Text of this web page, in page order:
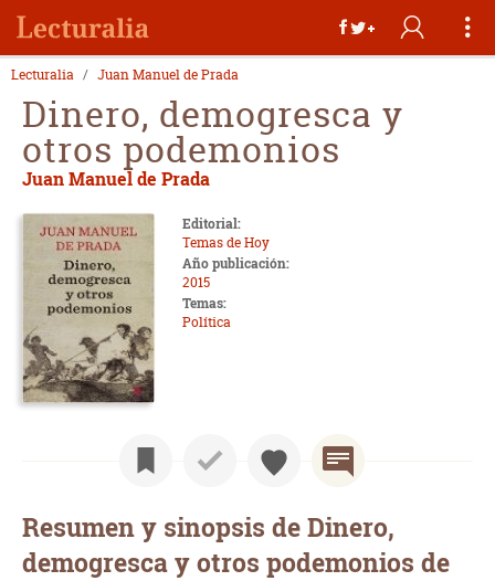
Lecturalia Juan Manuel de Prada
Dinero, demogresca y
otros podemonios
Juan Manuel de Prada
Editorial:
Temas de Hoy
Año publicación:
2015
Temas:
Política
Resumen y sinopsis de Dinero,
demogresca y otros podemonios de